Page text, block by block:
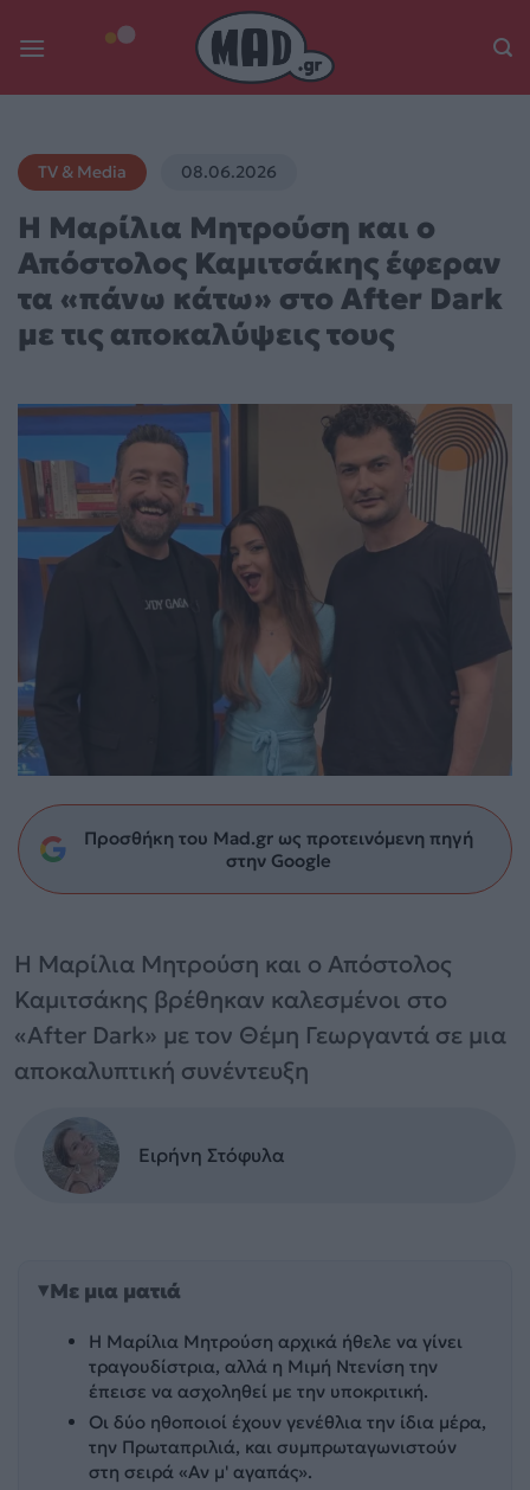
TV & Media 08.06.2026
Η Μαρίλια Μητρούση και ο
Απόστολος Καμιτσάκης έφεραν
τα «πάνω κάτω» στο After Dark
με τις αποκαλύψεις τους
Προσθήκη του Mad.gr ως προτεινόμενη πηγή
στην Google
Η Μαρίλια Μητρούση και ο Απόστολος
Καμιτσάκης βρέθηκαν καλεσμένοι στο
«After Dark» με τον Θέμη Γεωργαντά σε μια
αποκαλυπτική συνέντευξη
Ειρήνη Στόφυλα
Με μια ματιά
Η Μαρίλια Μητρούση αρχικά ήθελε να γίνει
τραγουδίστρια, αλλά η Μιμή Ντενίση την
έπεισε να ασχοληθεί με την υποκριτική.
Οι δύο ηθοποιοί έχουν γενέθλια την ίδια μέρα,
την Πρωταπριλιά, και συμπρωταγωνιστούν
στη σειρά «Αν μ' αγαπάς».